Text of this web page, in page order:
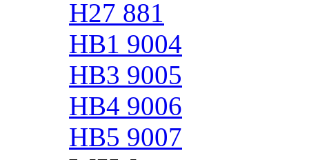
H27 881
HB1 9004
HB3 9005
HB4 9006
HB5 9007